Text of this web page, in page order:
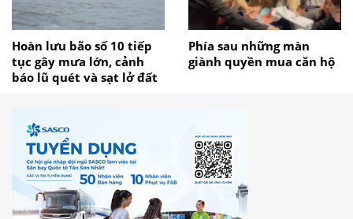
Hoàn lưu bão số 10 tiếp
tục gây mưa lớn, cảnh
báo lũ quét và sạt lở đất
Phía sau những màn
giành quyền mua căn hộ